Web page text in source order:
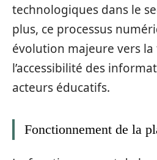
technologiques dans le
plus, ce processus
évolution majeure vers
l’accessibilité des
acteurs éducatifs.
Fonctionnement de la